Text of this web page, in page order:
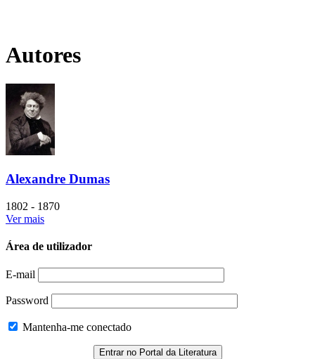
Autores
Alexandre Dumas
1802 - 1870
Ver mais
Área de utilizador
E-mail
Password
Mantenha-me conectado